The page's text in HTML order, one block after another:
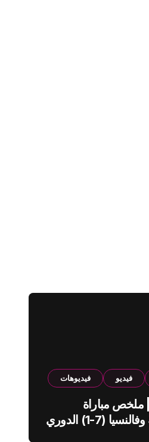
فيديو فيديوهات
| ملخص مباراة
برشلونة وفالنسيا (7-1) الدوري